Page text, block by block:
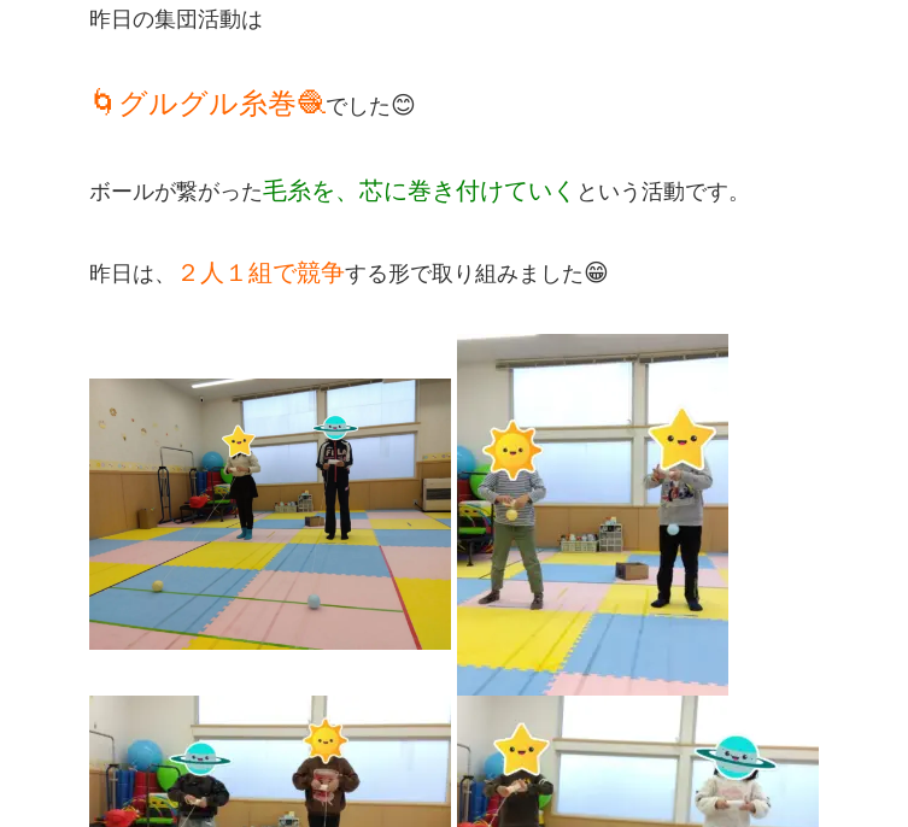
昨日の集団活動は
🌀グルグル糸巻🧶でした😊
ボールが繋がった毛糸を、芯に巻き付けていく という活動です。
昨日は、 ２人１組で競争する形で取り組みました😁